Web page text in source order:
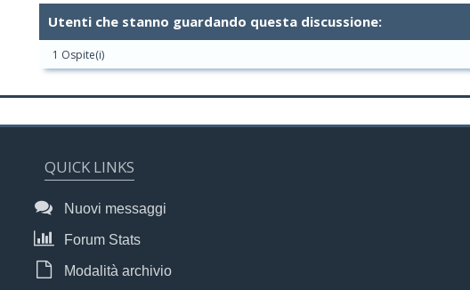
Utenti che stanno guardando questa discussione:
1 Ospite(i)
QUICK LINKS
Nuovi messaggi
Forum Stats
Modalità archivio